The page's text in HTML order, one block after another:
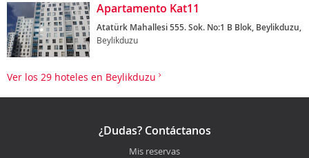
Apartamento Kat11
Atatürk Mahallesi 555. Sok. No:1 B Blok, Beylikduzu,
Beylikduzu
Ver los 29 hoteles en Beylikduzu
¿Dudas? Contáctanos
Mis reservas